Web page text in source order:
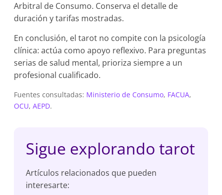
Arbitral de Consumo. Conserva el detalle de
duración y tarifas mostradas.
En conclusión, el tarot no compite con la psicología
clínica: actúa como apoyo reflexivo. Para preguntas
serias de salud mental, prioriza siempre a un
profesional cualificado.
Fuentes consultadas: Ministerio de Consumo, FACUA,
OCU,AEPD.
Sigue explorando tarot
Artículos relacionados que pueden
interesarte: